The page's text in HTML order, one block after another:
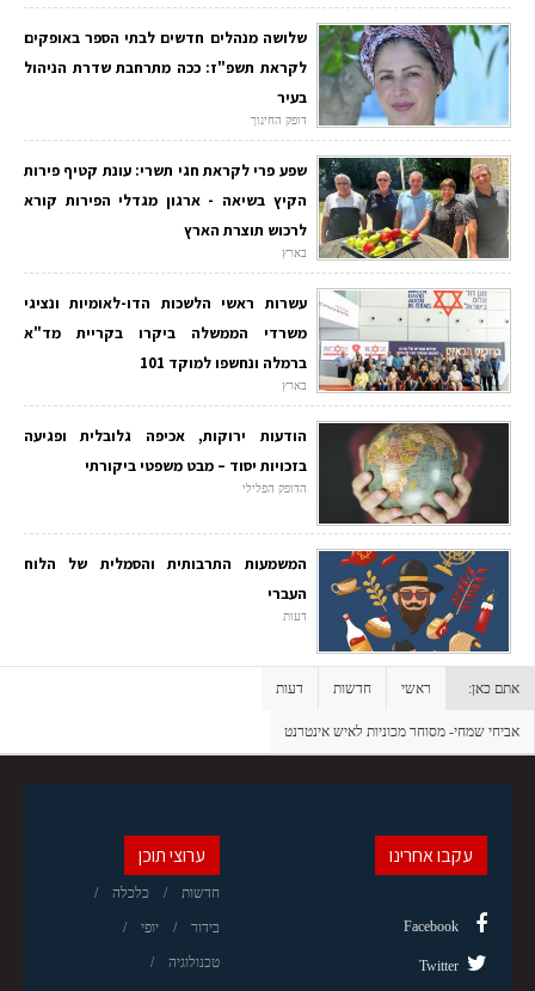
שלושה מנהלים חדשים לבתי הספר באופקים
לקראת תשפ"ז: ככה מתרחבת שדרת הניהול
בעיר
דופק החינוך
שפע פרי לקראת חגי תשרי: עונת קטיף פירות
הקיץ בשיאה - ארגון מגדלי הפירות קורא
לרכוש תוצרת הארץ
בארץ
עשרות ראשי הלשכות הדו-לאומיות ונציגי
משרדי הממשלה ביקרו בקריית מד"א
ברמלה ונחשפו למוקד 101
בארץ
הודעות ירוקות, אכיפה גלובלית ופגיעה
בזכויות יסוד – מבט משפטי ביקורתי
הדופק הפלילי
המשמעות התרבותית והסמלית של הלוח
העברי
דעות
אתם כאן: ראשי חדשות דעות
אביחי שמחי- מסוחר מכוניות לאיש אינטרנט
ערוצי תוכן
חדשות כלכלה
בידור יופי
טכנולוגיה
עקבו אחרינו
Facebook
Twitter